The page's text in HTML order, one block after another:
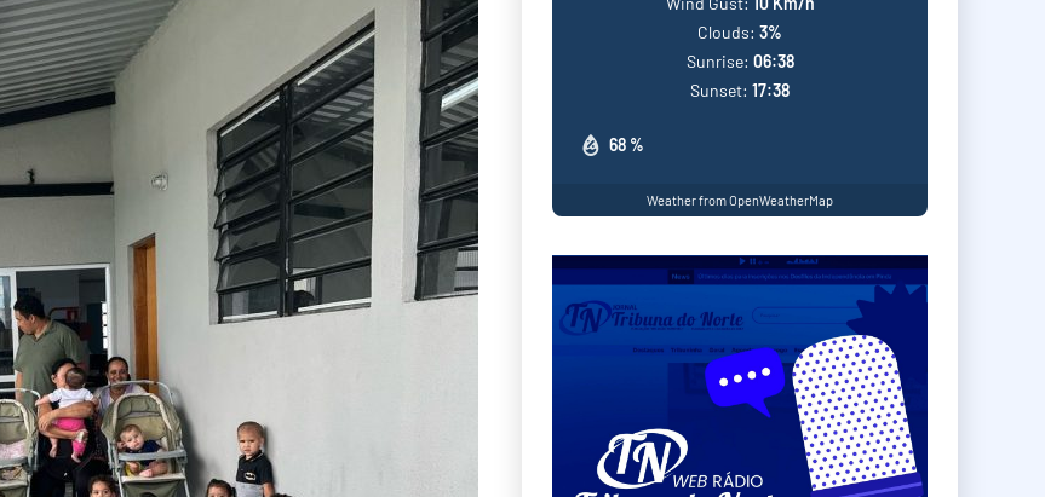
68 %
Clouds: 3%
Sunrise: 06:38
Sunset: 17:38
Weather from OpenWeatherMap